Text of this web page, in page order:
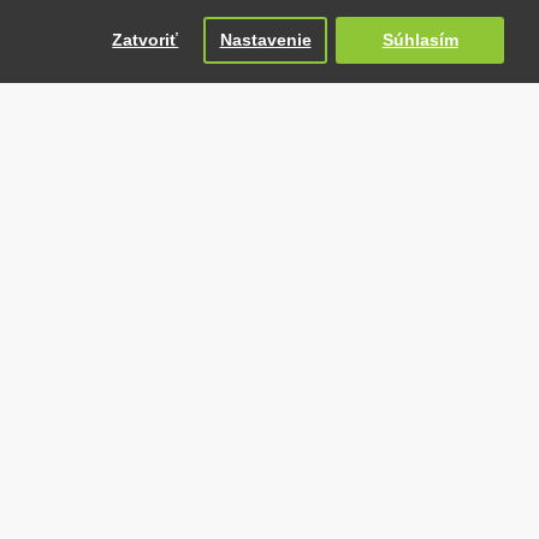
Zatvoriť Nastavenie Súhlasím
DO KOŠÍKA
Otázka na produkt